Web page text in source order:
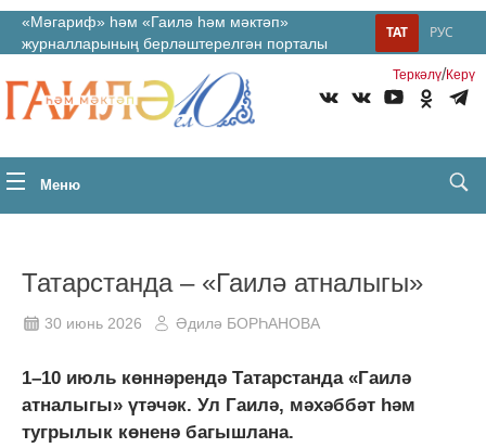
«Мәгариф» һәм «Гаилә һәм мәктәп»
журналларының берләштерелгән порталы
РУС
ТАТ
Теркəлү/Керү
Меню
Татарстанда ‒ «Гаилә атналыгы»
30 июнь 2026 Әдилә БОРҺАНОВА
1–10 июль көннәрендә Татарстанда «Гаилә
атналыгы» үтәчәк. Ул Гаилә, мәхәббәт һәм
тугрылык көненә багышлана.